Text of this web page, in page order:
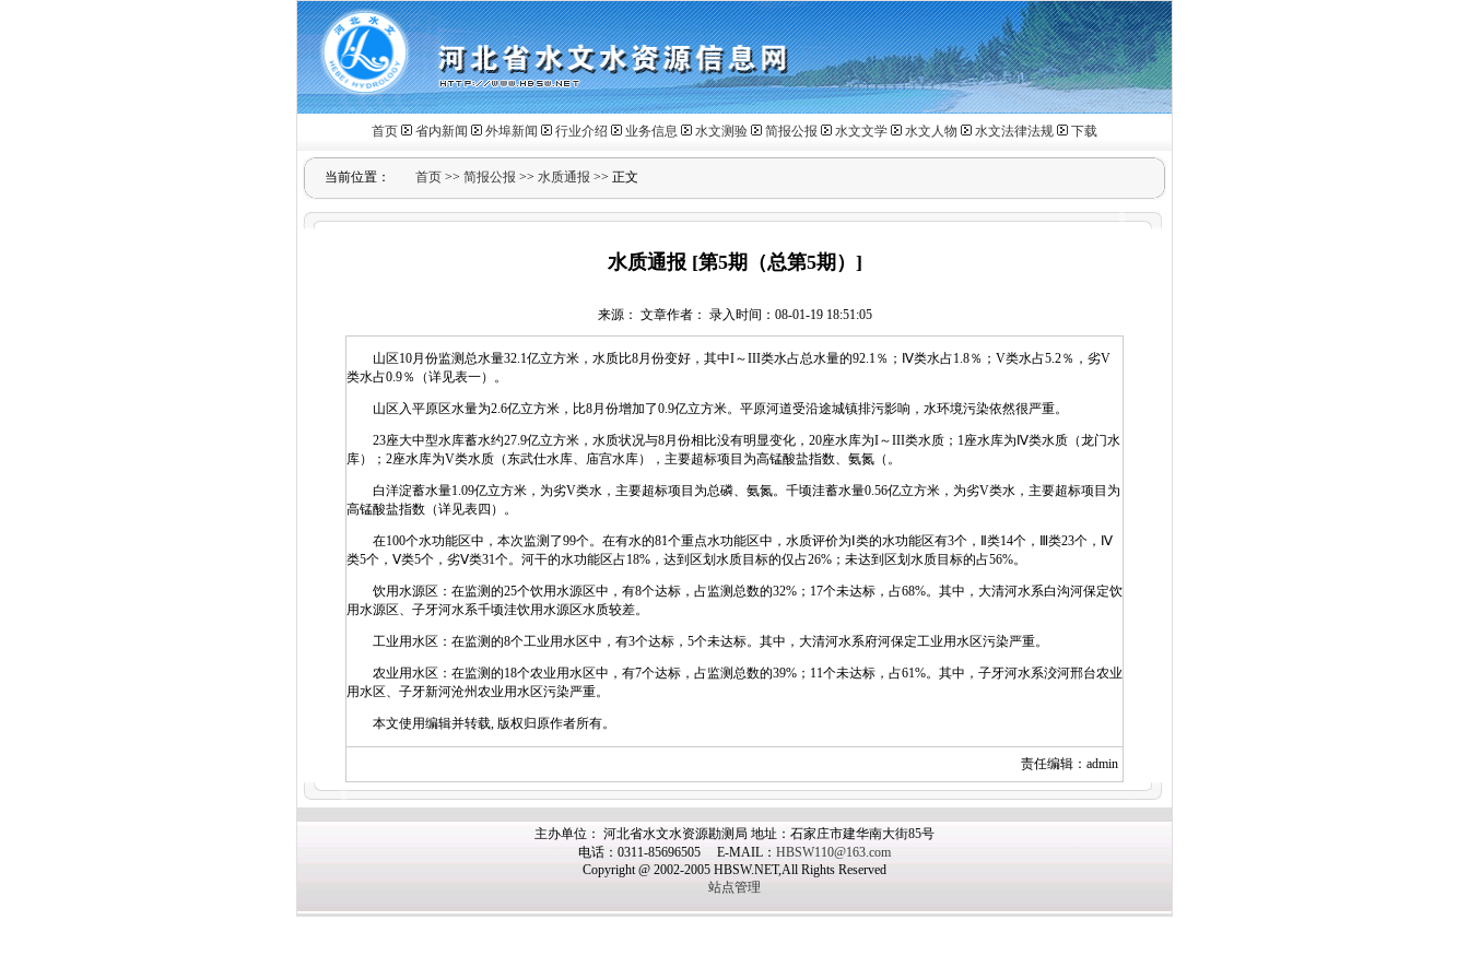
首页 省内新闻 外埠新闻 行业介绍 业务信息 水文测验 简报公报 水文文学 水文人物 水文法律法规 下载
当前位置： 首页 >> 简报公报 >> 水质通报 >> 正文
水质通报 [第5期（总第5期）]
来源： 文章作者： 录入时间：08-01-19 18:51:05
山区10月份监测总水量32.1亿立方米，水质比8月份变好，其中I～III类水占总水量的92.1％；Ⅳ类水占1.8％；V类水占5.2％，劣V
类水占0.9％（详见表一）。
山区入平原区水量为2.6亿立方米，比8月份增加了0.9亿立方米。平原河道受沿途城镇排污影响，水环境污染依然很严重。
23座大中型水库蓄水约27.9亿立方米，水质状况与8月份相比没有明显变化，20座水库为I～III类水质；1座水库为Ⅳ类水质（龙门水
库）；2座水库为V类水质（东武仕水库、庙宫水库），主要超标项目为高锰酸盐指数、氨氮（。
白洋淀蓄水量1.09亿立方米，为劣V类水，主要超标项目为总磷、氨氮。千顷洼蓄水量0.56亿立方米，为劣V类水，主要超标项目为
高锰酸盐指数（详见表四）。
在100个水功能区中，本次监测了99个。在有水的81个重点水功能区中，水质评价为Ⅰ类的水功能区有3个，Ⅱ类14个，Ⅲ类23个，Ⅳ
类5个，Ⅴ类5个，劣Ⅴ类31个。河干的水功能区占18%，达到区划水质目标的仅占26%；未达到区划水质目标的占56%。
饮用水源区：在监测的25个饮用水源区中，有8个达标，占监测总数的32%；17个未达标，占68%。其中，大清河水系白沟河保定饮
用水源区、子牙河水系千顷洼饮用水源区水质较差。
工业用水区：在监测的8个工业用水区中，有3个达标，5个未达标。其中，大清河水系府河保定工业用水区污染严重。
农业用水区：在监测的18个农业用水区中，有7个达标，占监测总数的39%；11个未达标，占61%。其中，子牙河水系洨河邢台农业
用水区、子牙新河沧州农业用水区污染严重。
本文使用编辑并转载, 版权归原作者所有。
责任编辑：admin
主办单位： 河北省水文水资源勘测局 地址：石家庄市建华南大街85号
电话：0311-85696505 E-MAIL： HBSW110@163.com
Copyright @ 2002-2005 HBSW.NET,All Rights Reserved
站点管理